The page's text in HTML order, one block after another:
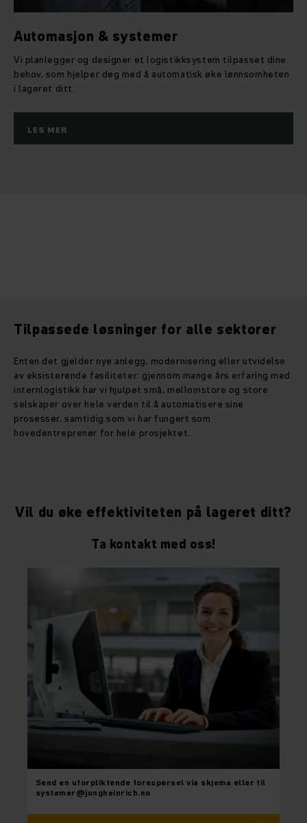
Automasjon & systemer
Vi planlegger og designer et logistikksystem tilpasset dine
behov, som hjelper deg med å automatisk øke lønnsomheten
i lageret ditt.
LES MER
Tilpassede løsninger for alle sektorer
Enten det gjelder nye anlegg, modernisering eller utvidelse
av eksisterende fasiliteter: gjennom mange års erfaring med
internlogistikk har vi hjulpet små, mellomstore og store
selskaper over hele verden til å automatisere sine
prosesser, samtidig som vi har fungert som
hovedentreprenør for hele prosjektet.
Vil du øke effektiviteten på lageret ditt?
Ta kontakt med oss!
Send en uforpliktende forespørsel via skjema eller til
systemer@jungheinrich.no